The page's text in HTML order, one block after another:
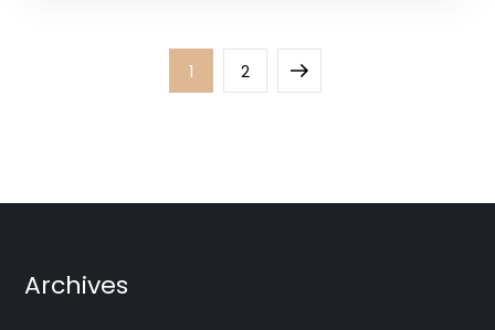
Page
1 Page
2
Next
Archives